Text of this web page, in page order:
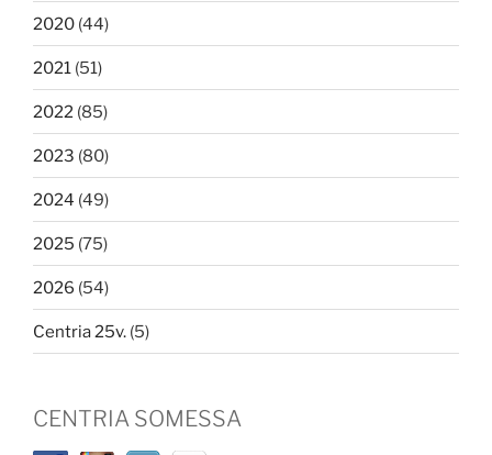
2020 (44)
2021 (51)
2022 (85)
2023 (80)
2024 (49)
2025 (75)
2026 (54)
Centria 25v. (5)
CENTRIA SOMESSA